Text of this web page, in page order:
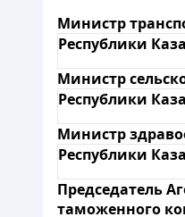
Министр
Республики
Министр
Республики
Министр
Республики
Председатель
таможенного